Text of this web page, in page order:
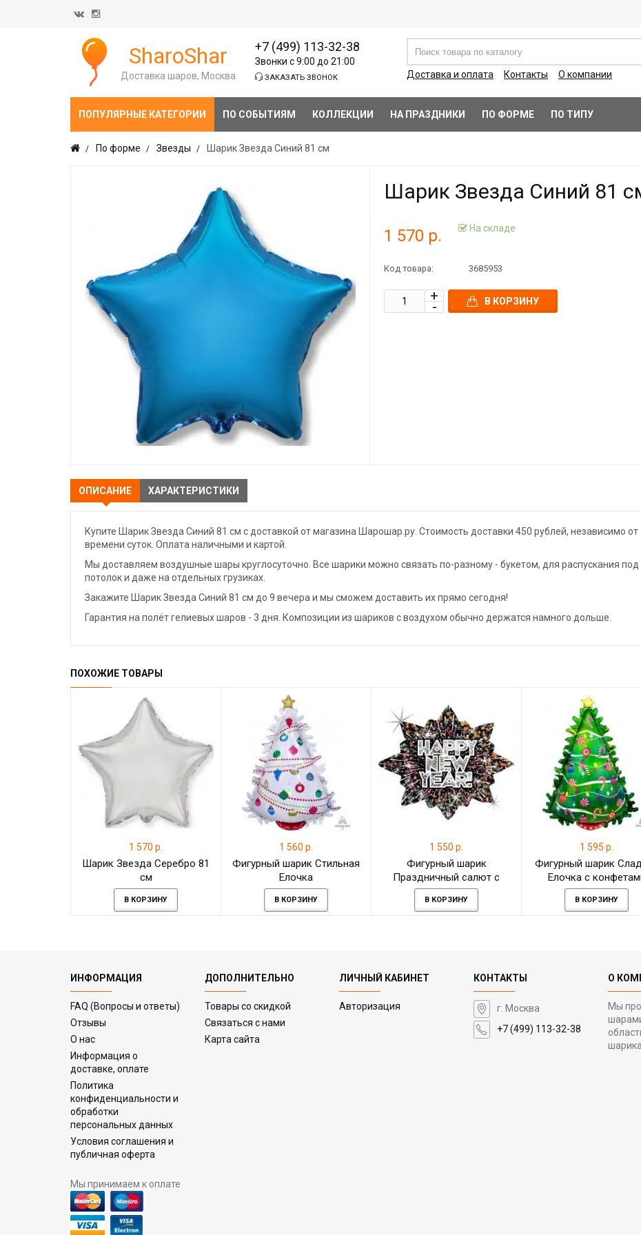
SharoShar
Доставка шаров, Москва
+7 (499) 113-32-38
Звонки с 9:00 до 21:00
ЗАКАЗАТЬ ЗВОНОК Доставка и оплата Контакты О компании
ПОПУЛЯРНЫЕ КАТЕГОРИИ ПО СОБЫТИЯМ КОЛЛЕКЦИИ НА ПРАЗДНИКИ ПО ФОРМЕ ПО ТИПУ
По форме Звезды Шарик Звезда Синий 81 см
Шарик Звезда Синий 81
1 570 р. На складе
Код товара: 3685953
В КОРЗИНУ
ОПИСАНИЕ ХАРАКТЕРИСТИКИ
Купите Шарик Звезда Синий 81 см с доставкой от магазина Шарошар.ру. Стоимость доставки 450 рублей, независимо от
времени суток. Оплата наличными и картой.
Мы доставляем воздушные шары круглосуточно. Все шарики можно связать по-разному - букетом, для распускания под
потолок и даже на отдельных грузиках.
Закажите Шарик Звезда Синий 81 см до 9 вечера и мы сможем доставить их прямо сегодня!
Гарантия на полёт гелиевых шаров - 3 дня. Композиции из шариков с воздухом обычно держатся намного дольше.
ПОХОЖИЕ ТОВАРЫ
1 570 р.
Шарик Звезда Серебро 81
см
В КОРЗИНУ
1 560 р.
Фигурный шарик Стильная
Елочка
В КОРЗИНУ
1 550 р.
Фигурный шарик
Праздничный салют с
надписью С Новым Годом
(Happy New Year),
В КОРЗИНУ
1 595 р.
Фигурный шарик
Елочка с
В КОРЗИНУ
ИНФОРМАЦИЯ
FAQ (Вопросы и ответы)
Отзывы
О нас
Информация о
доставке, оплате
Политика
конфиденциальности и
обработки
персональных данных
Условия соглашения и
публичная оферта
Мы принимаем к оплате
ДОПОЛНИТЕЛЬНО
Товары со скидкой
Связаться с нами
Карта сайта
ЛИЧНЫЙ КАБИНЕТ
Авторизация
КОНТАКТЫ
г. Москва
+7 (499) 113-32-38
О
Мы